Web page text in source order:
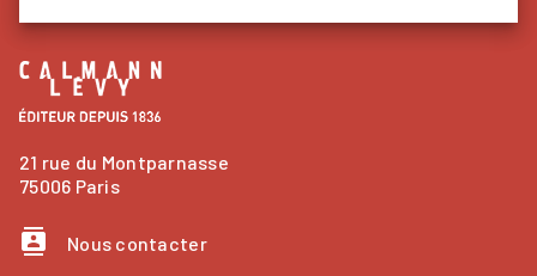
21 rue du Montparnasse
75006 Paris
contacts Nous contacter